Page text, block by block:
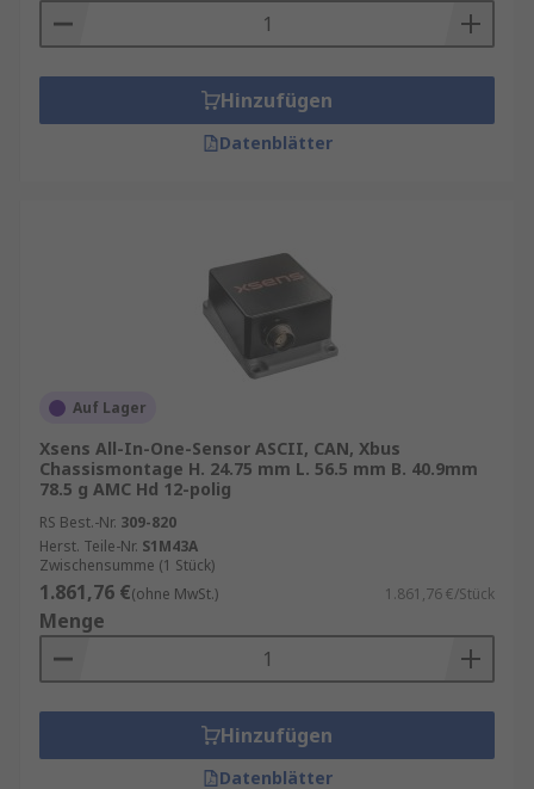
Hinzufügen
Datenblätter
Auf Lager
Xsens All-In-One-Sensor ASCII, CAN, Xbus
Chassismontage H. 24.75 mm L. 56.5 mm B. 40.9mm
78.5 g AMC Hd 12-polig
RS Best.-Nr. 309-820
Herst. Teile-Nr. S1M43A
Zwischensumme (1 Stück)
1.861,76 €(ohne MwSt.) 1.861,76 €/Stück
Menge
Hinzufügen
Datenblätter